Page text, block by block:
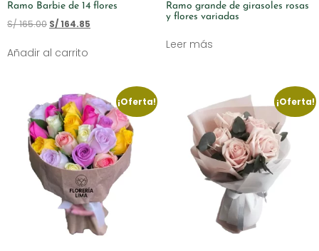
Ramo Barbie de 14 flores
S/165.00 S/164.85
Añadir al carrito
Ramo grande de girasoles rosas
y flores variadas
Leer más
¡Oferta! ¡Oferta!